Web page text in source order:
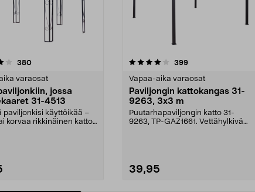
380arvostelut
varaosat
jossa
31-4513
paviljonkisi käyttöikää –
korvaa rikkinäinen katto.
4.0 viidestä
399arvostelut
Vapaa-aika varaosat
Paviljongin kattokangas 31-
9263, 3x3 m
Puutarhapaviljongin katto 31-
9263, TP-GAZ1661. Vettähylkivä
39,95
4.5 viidestä